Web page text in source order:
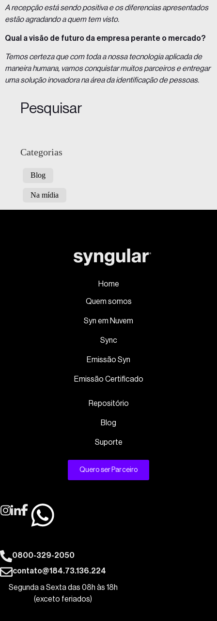
A recepção está sendo positiva e os diferencias apresentados
estão agradando a quem tem visto.
Qual a visão de futuro da empresa perante o mercado?
Temos certeza que com toda a nossa tecnologia aplicada de
maneira humana, vamos conquistar muitos parceiros e entregar
uma solução inovadora na área da identificação de pessoas.
Pesquisar
Categorias
Blog
Na mídia
Home
Quem somos
Syn em Nuvem
Sync
Emissão Syn
Emissão Certificado
Repositório
Blog
Suporte
Quero ser Parceiro
0800-329-2050
contato@184.73.136.224
Segunda a Sexta das 08h às 18h
(exceto feriados)